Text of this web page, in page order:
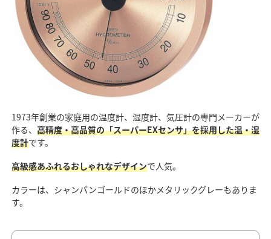
1973年創業の家庭用の温度計、湿度計、気圧計の専門メーカーが
作る、 高精度・高品質の「スーパーEXセンサ」を採用した温・湿
度計です。
高級感あふれるおしゃれなデザインで人気。
カラーは、シャンパンゴールドのほかメタリックグレーもありま
す。